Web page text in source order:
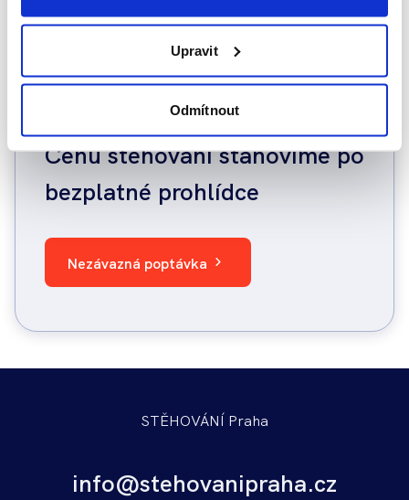
Upravit
Odmítnout
Tápete v tom, jak dlouho stěhování
potrvá, jaký vůz potřebujete a kolik to
Cenu stěhování stanovíme po
bezplatné prohlídce
Nezávazná poptávka
STĚHOVÁNÍ Praha
info@stehovanipraha.cz